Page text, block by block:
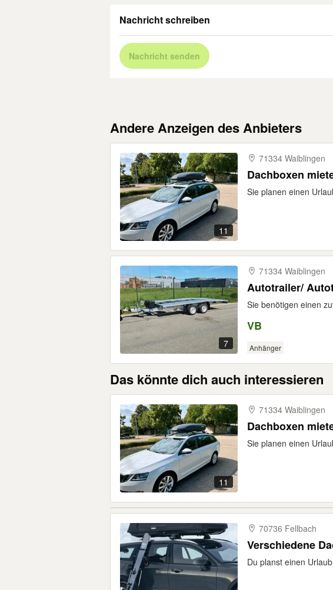
Nachricht schreiben
Nachricht senden
Andere Anzeigen des Anbieters
11
71334 Waiblingen
Dachboxen
Sie planen einen
7
71334 Waiblingen
Autotrailer/
Sie benötigen einen
VB
Anhänger
Das könnte dich auch interessieren
11
71334 Waiblingen
Dachboxen
Sie planen einen
70736 Fellbach
Verschiedene
Du planst einen